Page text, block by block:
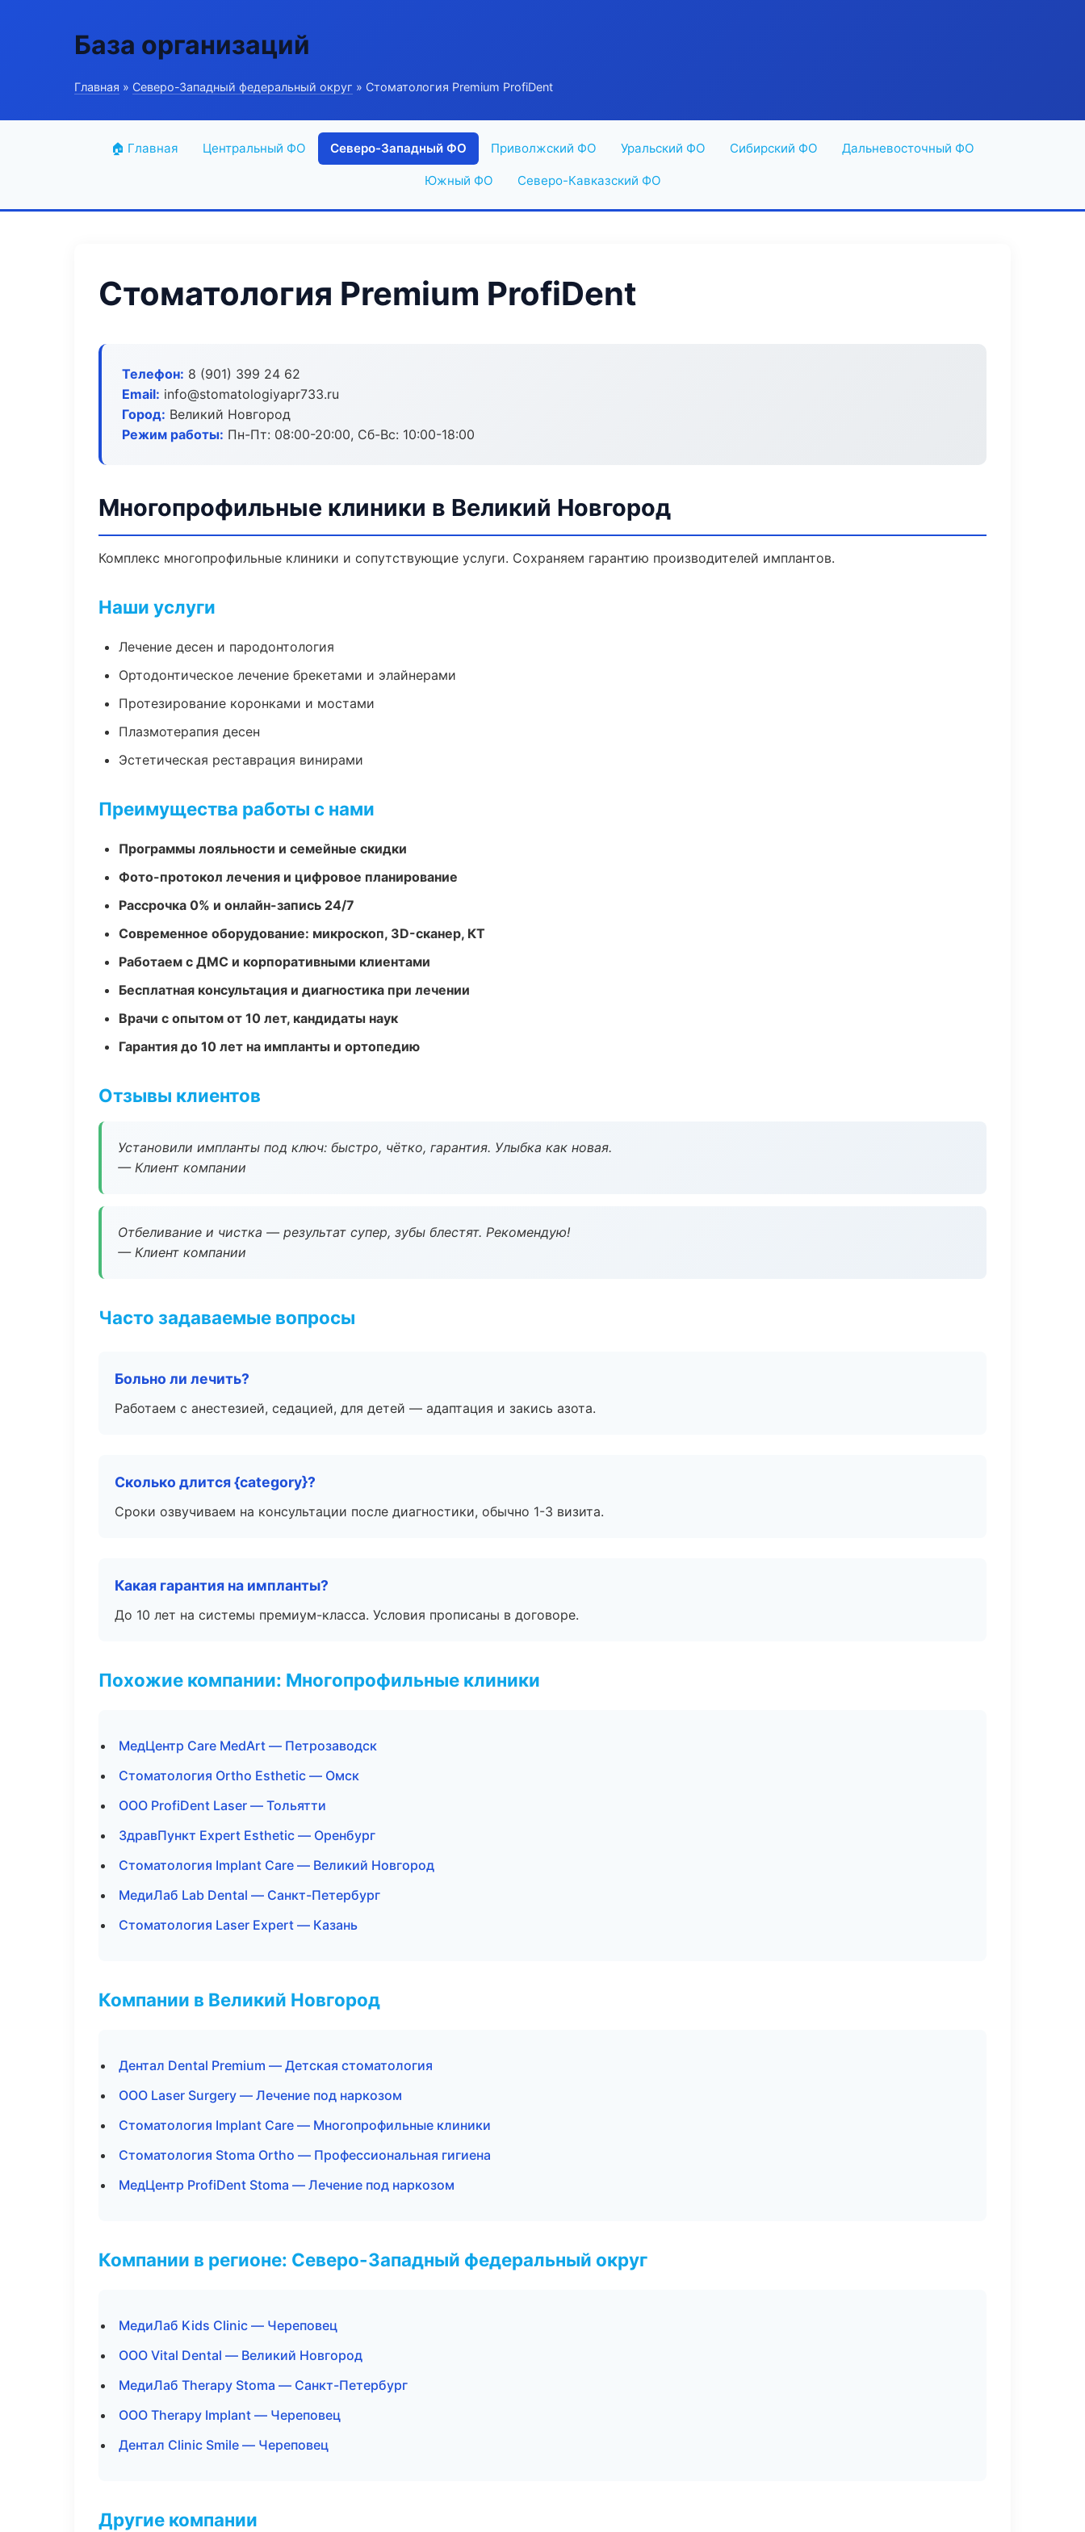
База организаций
Главная » Северо-Западный федеральный округ » Стоматология Premium ProfiDent
🏠 Главная Центральный ФО Северо-Западный ФО Приволжский ФО Уральский ФО Сибирский ФО Дальневосточный ФО
Южный ФО Северо-Кавказский ФО
Стоматология Premium ProfiDent
Телефон: 8 (901) 399 24 62
Email: info@stomatologiyapr733.ru
Город: Великий Новгород
Режим работы: Пн-Пт: 08:00-20:00, Сб-Вс: 10:00-18:00
Многопрофильные клиники в Великий Новгород
Комплекс многопрофильные клиники и сопутствующие услуги. Сохраняем гарантию производителей имплантов.
Наши услуги
Лечение десен и пародонтология
Ортодонтическое лечение брекетами и элайнерами
Протезирование коронками и мостами
Плазмотерапия десен
Эстетическая реставрация винирами
Преимущества работы с нами
Программы лояльности и семейные скидки
Фото-протокол лечения и цифровое планирование
Рассрочка 0% и онлайн-запись 24/7
Современное оборудование: микроскоп, 3D-сканер, КТ
Работаем с ДМС и корпоративными клиентами
Бесплатная консультация и диагностика при лечении
Врачи с опытом от 10 лет, кандидаты наук
Гарантия до 10 лет на импланты и ортопедию
Отзывы клиентов
Установили импланты под ключ: быстро, чётко, гарантия. Улыбка как новая.
— Клиент компании
Отбеливание и чистка — результат супер, зубы блестят. Рекомендую!
— Клиент компании
Часто задаваемые вопросы
Больно ли лечить?
Работаем с анестезией, седацией, для детей — адаптация и закись азота.
Сколько длится {category}?
Сроки озвучиваем на консультации после диагностики, обычно 1-3 визита.
Какая гарантия на импланты?
До 10 лет на системы премиум-класса. Условия прописаны в договоре.
Похожие компании: Многопрофильные клиники
МедЦентр Care MedArt — Петрозаводск
Стоматология Ortho Esthetic — Омск
ООО ProfiDent Laser — Тольятти
ЗдравПункт Expert Esthetic — Оренбург
Стоматология Implant Care — Великий Новгород
МедиЛаб Lab Dental — Санкт-Петербург
Стоматология Laser Expert — Казань
Компании в Великий Новгород
Дентал Dental Premium — Детская стоматология
ООО Laser Surgery — Лечение под наркозом
Стоматология Implant Care — Многопрофильные клиники
Стоматология Stoma Ortho — Профессиональная гигиена
МедЦентр ProfiDent Stoma — Лечение под наркозом
Компании в регионе: Северо-Западный федеральный округ
МедиЛаб Kids Clinic — Череповец
ООО Vital Dental — Великий Новгород
МедиЛаб Therapy Stoma — Санкт-Петербург
ООО Therapy Implant — Череповец
Дентал Clinic Smile — Череповец
Другие компании